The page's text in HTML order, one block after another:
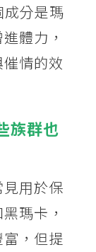
成分是瑪
體力，
情的效
族群也
用於保
瑪卡，
，但提